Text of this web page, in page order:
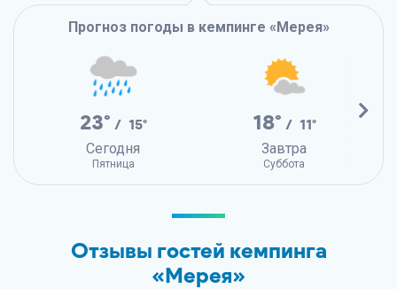
Прогноз погоды в кемпинге «Мерея»
23° / 15°
Сегодня
Пятница
18° / 11°
Завтра
Суббота
Отзывы гостей кемпинга
«Мерея»